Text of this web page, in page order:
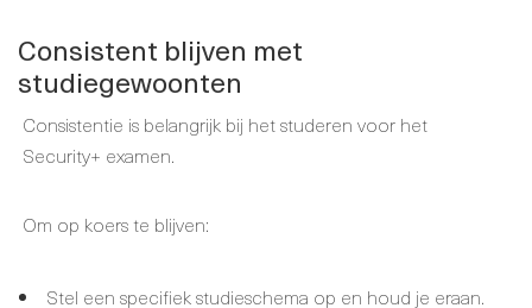
Consistent blijven met
studiegewoonten
Consistentie is belangrijk bij het studeren voor het
Security+ examen.
Om op koers te blijven:
Stel een specifiek studieschema op en houd je eraan.